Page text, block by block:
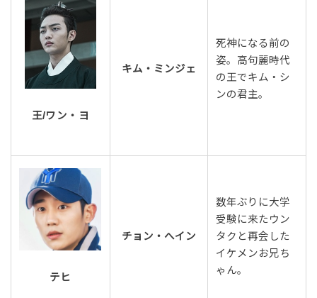
王/ワン・ヨ
キム・ミンジェ
死神になる前の
姿。高句麗時代
の王でキム・シ
ンの君主。
テヒ
チョン・へイン
数年ぶりに大学
受験に来たウン
タクと再会した
イケメンお兄ち
ゃん。